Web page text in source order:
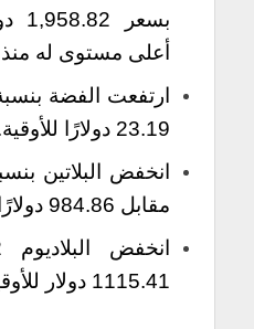
أعلى مستوى له
23.19 دولارًا للأوقية.
مقابل 984.86 دولارًا للأوقية
1115.41 دولار للأوقية.